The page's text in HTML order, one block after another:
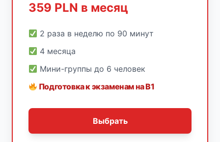
359 PLN в месяц
2 раза в неделю по 90 минут
4 месяца
Мини-группы до 6 человек
Подготовка к экзаменам на B1
Выбрать